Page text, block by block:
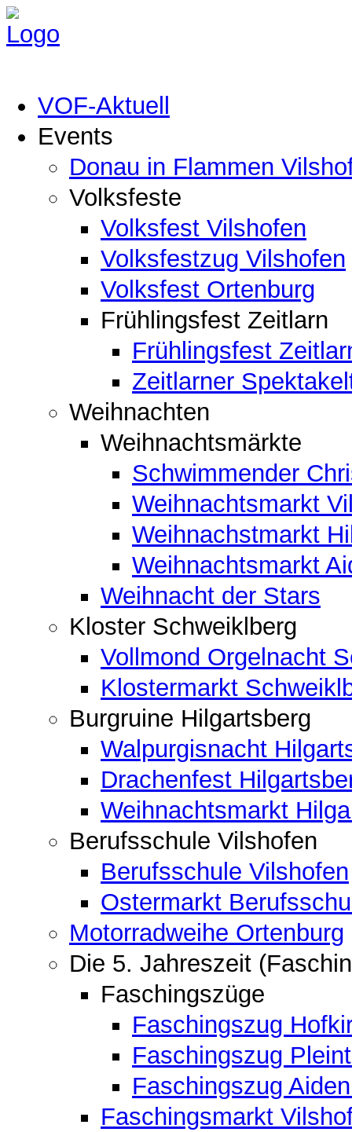
VOF-Aktuell
Events
Donau in Flammen
Volksfeste
Volksfest Vilshofen
Volksfestzug Vilshofen
Volksfest Ortenburg
Frühlingsfest Zeitlarn
Frühlingsfest
Zeitlarner
Weihnachten
Weihnachtsmärkte
Schwimmender
Weihnachtsmarkt
Weihnachstmarkt
Weihnachtsmarkt
Weihnacht der Stars
Kloster Schweiklberg
Vollmond Orgelnacht
Klostermarkt
Burgruine Hilgartsberg
Walpurgisnacht
Drachenfest
Weihnachtsmarkt
Berufsschule Vilshofen
Berufsschule Vilshofen
Ostermarkt
Motorradweihe Ortenburg
Die 5. Jahreszeit
Faschingszüge
Faschingszug
Faschingszug
Faschingszug
Faschingsmarkt